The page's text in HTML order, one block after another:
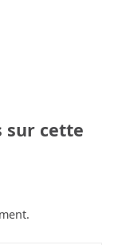
sur cette